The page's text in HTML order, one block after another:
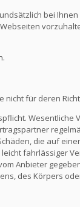
bei
für deren
Wesentliche
die auf
fahrlässiger
Anbieter
des Körpers